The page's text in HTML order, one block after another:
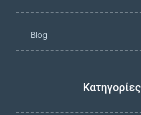
Blog
Κατηγορίες